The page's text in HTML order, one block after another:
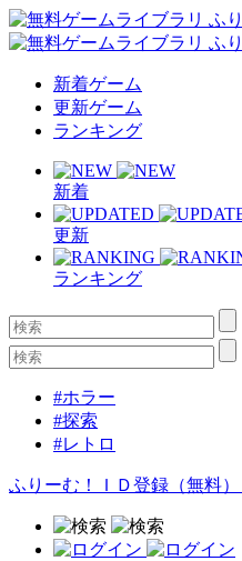
新着ゲーム
更新ゲーム
ランキング
新着
更新
ランキング
#ホラー
#探索
#レトロ
ふりーむ！ＩＤ登録（無料）